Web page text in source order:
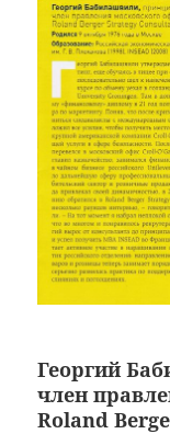
Георгий
член
Roland